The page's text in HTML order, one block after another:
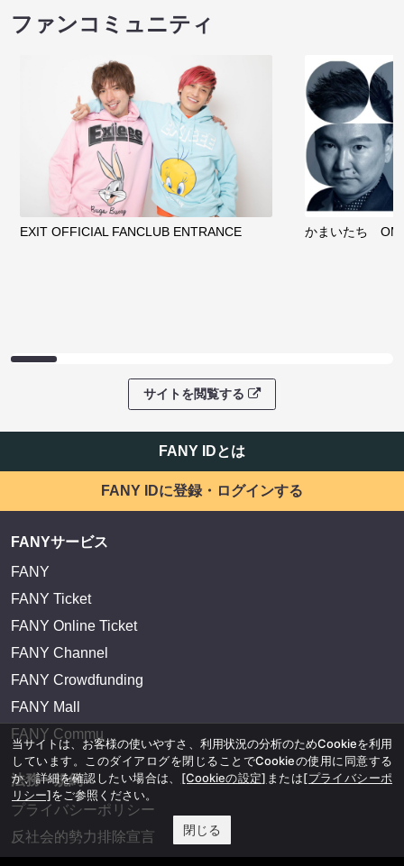
ファンコミュニティ
EXIT OFFICIAL FANCLUB ENTRANCE かまいたち
サイトを閲覧する
FANY IDとは
FANY IDに登録・ログインする
FANYサービス
FANY
FANY Ticket
FANY Online Ticket
FANY Channel
FANY Crowdfunding
FANY Mall
FANY Commu
法務・規約
プライバシーポリシー
反社会的勢力排除宣言
当サイトは、お客様の使いやすさ、利用状況の分析のためCookieを利用
しています。このダイアログを閉じることでCookieの使用に同意する
か、詳細を確認したい場合は、 [Cookieの設定] または[プライバシーポ
リシー]をご参照ください。
閉じる